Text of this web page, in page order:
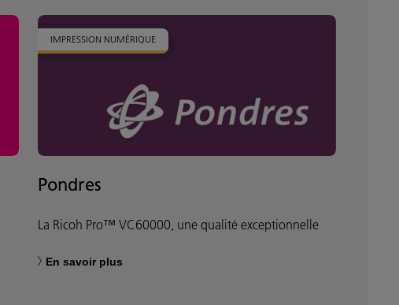
IMPRESSION NUMÉRIQUE
Pondres
La Ricoh Pro™ VC60000, une qualité exceptionnelle
En savoir plus